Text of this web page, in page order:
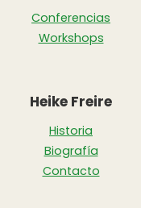
Conferencias
Workshops
Heike Freire
Historia
Biografía
Contacto